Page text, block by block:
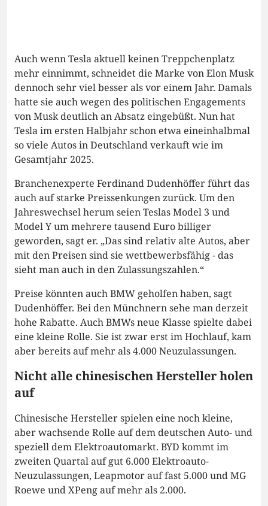
Auch wenn Tesla aktuell keinen Treppchenplatz
mehr einnimmt, schneidet die Marke von Elon Musk
dennoch sehr viel besser als vor einem Jahr. Damals
hatte sie auch wegen des politischen Engagements
von Musk deutlich an Absatz eingebüßt. Nun hat
Tesla im ersten Halbjahr schon etwa eineinhalbmal
so viele Autos in Deutschland verkauft wie im
Gesamtjahr 2025.
Branchenexperte Ferdinand Dudenhöffer führt das
auch auf starke Preissenkungen zurück. Um den
Jahreswechsel herum seien Teslas Model 3 und
Model Y um mehrere tausend Euro billiger
geworden, sagt er. „Das sind relativ alte Autos, aber
mit den Preisen sind sie wettbewerbsfähig - das
sieht man auch in den Zulassungszahlen.“
Preise könnten auch BMW geholfen haben, sagt
Dudenhöffer. Bei den Münchnern sehe man derzeit
hohe Rabatte. Auch BMWs neue Klasse spielte dabei
eine kleine Rolle. Sie ist zwar erst im Hochlauf, kam
aber bereits auf mehr als 4.000 Neuzulassungen.
Nicht alle chinesischen Hersteller holen
auf
Chinesische Hersteller spielen eine noch kleine,
aber wachsende Rolle auf dem deutschen Auto- und
speziell dem Elektroautomarkt. BYD kommt im
zweiten Quartal auf gut 6.000 Elektroauto-
Neuzulassungen, Leapmotor auf fast 5.000 und MG
Roewe und XPeng auf mehr als 2.000.